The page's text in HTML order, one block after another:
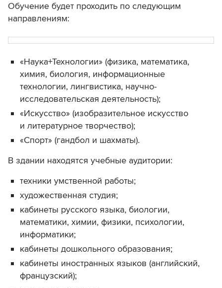
Обучение будет проходить по следующим
направлениям:
«Наука+Технологии» (физика, математика,
химия, биология, информационные
технологии, лингвистика, научно-
исследовательская деятельность);
«Искусство» (изобразительное искусство
и литературное творчество);
«Спорт» (гандбол и шахматы).
В здании находятся учебные аудитории:
техники умственной работы;
художественная студия;
кабинеты русского языка, биологии,
математики, химии, физики, психологии,
информатики;
кабинеты дошкольного образования;
кабинеты иностранных языков (английский,
французский);